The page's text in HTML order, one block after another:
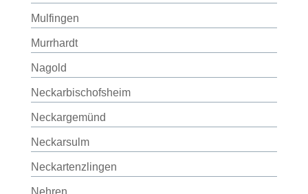
Mulfingen
Murrhardt
Nagold
Neckarbischofsheim
Neckargemünd
Neckarsulm
Neckartenzlingen
Nehren